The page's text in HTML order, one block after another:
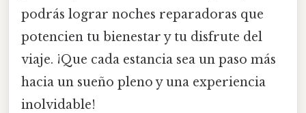
podrás lograr noches reparadoras que
potencien tu bienestar y tu disfrute del
viaje. ¡Que cada estancia sea un paso más
hacia un sueño pleno y una experiencia
inolvidable!